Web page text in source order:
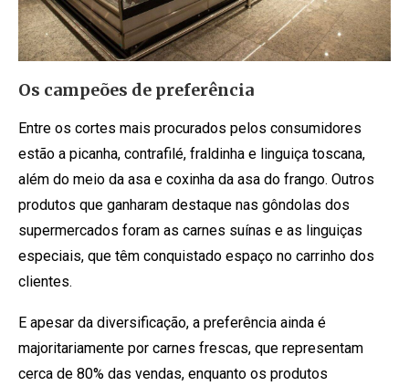
Os campeões de preferência
Entre os cortes mais procurados pelos consumidores
estão a picanha, contrafilé, fraldinha e linguiça toscana,
além do meio da asa e coxinha da asa do frango. Outros
produtos que ganharam destaque nas gôndolas dos
supermercados foram as carnes suínas e as linguiças
especiais, que têm conquistado espaço no carrinho dos
clientes.
E apesar da diversificação, a preferência ainda é
majoritariamente por carnes frescas, que representam
cerca de 80% das vendas, enquanto os produtos